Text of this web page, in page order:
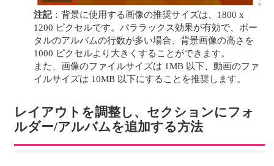
注記：背景に使用する画像の推奨サイズは、1800 x
1200 ピクセルです。パララックス効果が有効で、ポー
タルのアルバムの行数が多い場合、背景画像の高さを
1000 ピクセルより大きくすることができます。
また、画像のファイルサイズは 1MB 以下、動画のファ
イルサイズは 10MB 以下にすることを推奨します。
レイアウトを調整し、セクションにフォ
ルダー/アルバムを追加する方法